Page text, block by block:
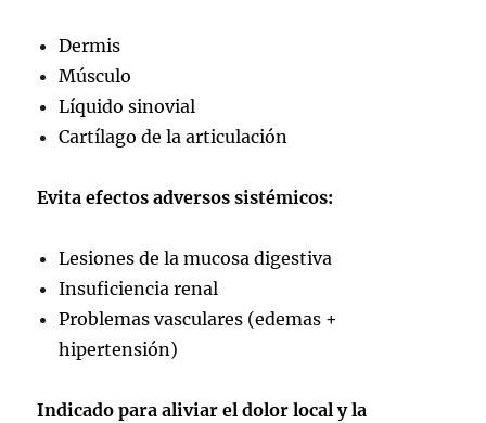
Dermis
Músculo
Líquido sinovial
Cartílago de la articulación
Evita efectos adversos sistémicos:
Lesiones de la mucosa digestiva
Insuficiencia renal
Problemas vasculares (edemas +
hipertensión)
Indicado para aliviar el dolor local y la